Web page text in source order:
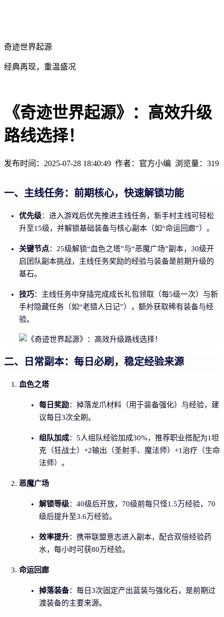
奇迹世界起源
经典再现，重温盛况
《奇迹世界起源》：高效升级
路线选择！
发布时间：2025-07-28 18:40:49 作者：官方小编 浏览量： 319
一、主线任务：前期核心，快速解锁功能
优先级：进入游戏后优先推进主线任务，新手村主线可轻松
升至15级，并解锁基础装备与核心副本（如“命运回廊”）。
关键节点：25级解锁“血色之塔”与“恶魔广场”副本，30级开
启团队副本挑战，主线任务奖励的经验与装备是前期升级的
基石。
技巧：主线任务中穿插完成成长礼包领取（每5级一次）与新
手村隐藏任务（如“老猎人日记”），额外获取稀有装备与经
验。
二、日常副本：每日必刷，稳定经验来源
血色之塔
每日奖励：掉落龙爪材料（用于装备强化）与经验，建
议每日3次全刷。
组队加成：5人组队经验加成30%，推荐职业搭配为1坦
克（狂战士）+2输出（圣射手、魔法师）+1治疗（生命
法师）。
恶魔广场
解锁等级：40级后开放，70级前每只怪1.5万经验，70
级后提升至3.6万经验。
效率提升：携带联盟意志进入副本，配合双倍经验药
水，每小时可获80万经验。
命运回廊
掉落装备：每日3次固定产出蓝装与强化石，是前期过
渡装备的主要来源。